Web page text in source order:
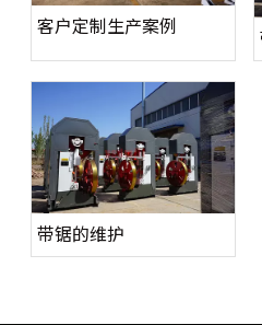
客户定制生产案例
带锯的维护